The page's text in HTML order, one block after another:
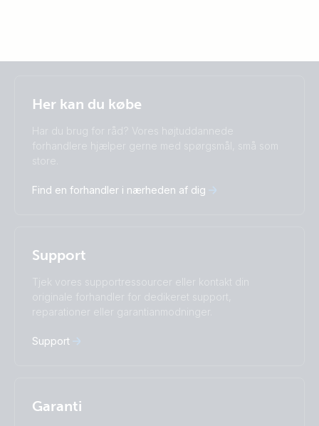
Dansk
Change language
Čeština
Dansk
Italiano
Magyar
Suomalainen
Русский
Українська
中國人
Subscribe
Her kan du købe
Har du brug for råd? Vores højtuddannede
forhandlere hjælper gerne med spørgsmål, små som
store.
Find en forhandler i nærheden af dig
Support
Tjek vores supportressourcer eller kontakt din
originale forhandler for dedikeret support,
reparationer eller garantianmodninger.
Support
Garanti